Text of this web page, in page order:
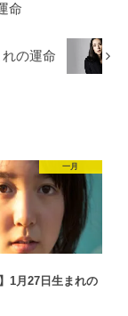
命
れの運命
一月
1月27日生まれの